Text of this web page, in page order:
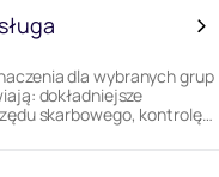
dla wybranych grup
dokładniejsze
skarbowego, kontrolę…